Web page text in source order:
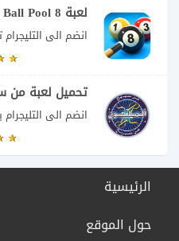
لعبة 8 Ball Pool للكمبيوتر
تحميل لعبة من
الرئيسية
حول الموقع